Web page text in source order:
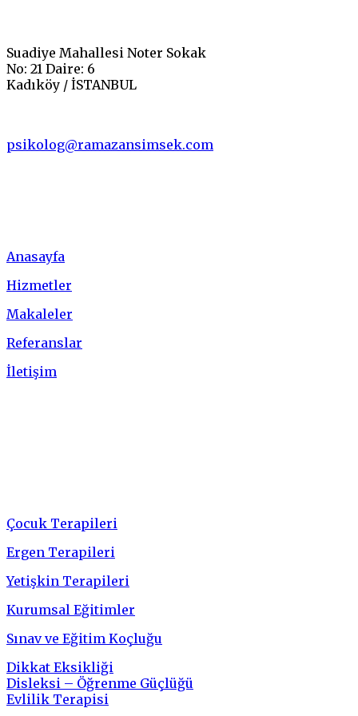
Suadiye Mahallesi Noter Sokak
No: 21 Daire: 6
Kadıköy / İSTANBUL
psikolog@ramazansimsek.com
Anasayfa
Hizmetler
Makaleler
Referanslar
İletişim
Çocuk Terapileri
Ergen Terapileri
Yetişkin Terapileri
Kurumsal Eğitimler
Sınav ve Eğitim Koçluğu
Dikkat Eksikliği
Disleksi – Öğrenme Güçlüğü
Evlilik Terapisi